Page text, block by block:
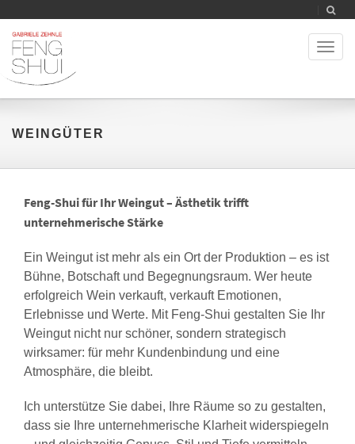
WEINGÜTER
Feng-Shui für Ihr Weingut – Ästhetik trifft
unternehmerische Stärke
Ein Weingut ist mehr als ein Ort der Produktion – es ist
Bühne, Botschaft und Begegnungsraum. Wer heute
erfolgreich Wein verkauft, verkauft Emotionen,
Erlebnisse und Werte. Mit Feng-Shui gestalten Sie Ihr
Weingut nicht nur schöner, sondern strategisch
wirksamer: für mehr Kundenbindung und eine
Atmosphäre, die bleibt.
Ich unterstütze Sie dabei, Ihre Räume so zu gestalten,
dass sie Ihre unternehmerische Klarheit widerspiegeln